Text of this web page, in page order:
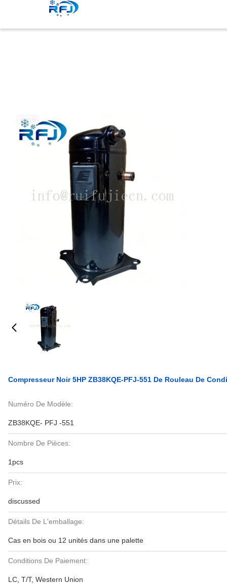
Compresseur Noir 5HP ZB38KQE-PFJ-551 De Rouleau De
Numéro De Modèle:
ZB38KQE- PFJ -551
Nombre De Pièces:
1pcs
Prix:
discussed
Détails De L'emballage:
Cas en bois ou 12 unités dans une palette
Conditions De Paiement:
LC, T/T, Western Union